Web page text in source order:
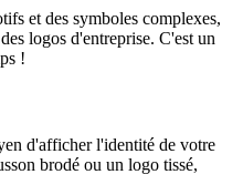
et des symboles complexes,
logos d'entreprise. C'est un
!
d'afficher l'identité de votre
brodé ou un logo tissé,